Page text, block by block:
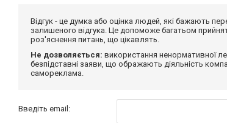
Відгук - це думка або оцінка людей, які бажають
залишеного відгука. Це допоможе багатьом
роз'яснення питань, що цікавлять.
Не дозволяється: використання ненормативної
безпідставні заяви, що ображають діяльність
самореклама.
Введіть email: